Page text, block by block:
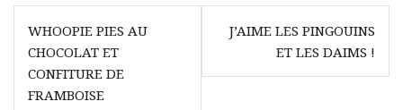
Navigation
de
l’article
WHOOPIE PIES AU
CHOCOLAT ET
CONFITURE DE
FRAMBOISE
J’AIME LES PINGOUINS
ET LES DAIMS !